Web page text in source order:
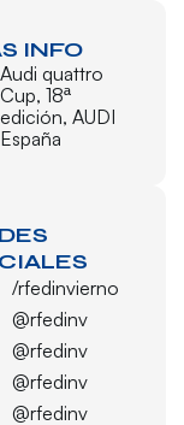
INFO
Audi quattro
Cup, 18ª
edición, AUDI
España
/rfedinvierno
@rfedinv
@rfedinv
@rfedinv
@rfedinv